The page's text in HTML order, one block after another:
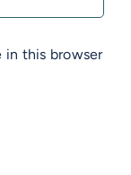
in this browser